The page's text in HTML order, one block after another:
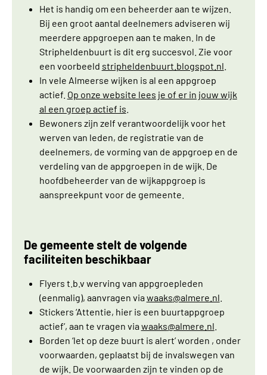
Het is handig om een beheerder aan te wijzen.
Bij een groot aantal deelnemers adviseren wij
meerdere appgroepen aan te maken. In de
Stripheldenbuurt is dit erg succesvol. Zie voor
een voorbeeld stripheldenbuurt.blogspot.nl
In vele Almeerse wijken is al een appgroep
actief. Op onze website lees je of er in jouw wijk
al een groep actief is
Bewoners zijn zelf verantwoordelijk voor het
werven van leden, de registratie van de
deelnemers, de vorming van de appgroep en de
verdeling van de appgroepen in de wijk. De
hoofdbeheerder van de wijkappgroep is
aanspreekpunt voor de gemeente.
De gemeente stelt de volgende
faciliteiten beschikbaar
Flyers t.b.v werving van appgroepleden
(eenmalig), aanvragen via waaks@almere.nl
Stickers ‘Attentie, hier is een buurtappgroep
actief’, aan te vragen via waaks@almere.nl
Borden ‘let op deze buurt is alert’ worden , onder
voorwaarden, geplaatst bij de invalswegen van
de wijk. De voorwaarden zijn te vinden op de